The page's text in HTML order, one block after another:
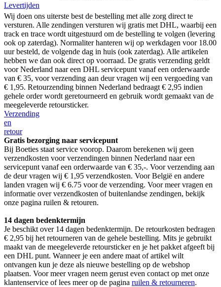
Levertijden
Wij doen ons uiterste best de bestelling met alle zorg direct te
versturen. Alle zendingen versturen wij gratis met DHL, waarbij een
track en trace wordt uitgestuurd om de bestelling te volgen (levering
ook op zaterdag). Normaliter hanteren wij op werkdagen voor 18.00
uur besteld, de volgende dag in huis (ook zaterdag). Alle artikelen
hebben we dan ook direct op voorraad. De gratis verzending geldt
voor Nederland naar een DHL servicepunt vanaf een orderwaarde
van € 35, voor verzending aan deur vragen wij een vergoeding van
€ 1,95. Retourzending binnen Nederland bedraagt € 2,95 indien
gehele order wordt geretourneerd en gebruik wordt gemaakt van de
meegeleverde retoursticker.
Verzending
en
retour
Gratis bezorging naar servicepunt
Bij Boeties staat service voorop. Daarom berekenen wij geen
verzendkosten voor verzendingen binnen Nederland naar een
servicepunt vanaf een orderwaarde van € 35,-. Voor verzending aan
de deur vragen wij € 1,95 verzendkosten. Voor België en andere
landen vragen wij € 6.75 voor de verzending. Voor meer vragen en
informatie over verzendkosten of buitenlandse zendingen, bekijk
onze pagina ruilen & retouren.
14 dagen bedenktermijn
Je beschikt over 14 dagen bedenktermijn. De retourkosten bedragen
€ 2,95 bij het retourneren van de gehele bestelling. Mits je gebruikt
maakt van de meegeleverde retoursticker en je het pakket afgeeft bij
een DHL punt. Wanneer je een andere maat of artikel wilt
ontvangen kun je deze als nieuwe bestelling op de webshop
plaatsen. Voor meer vragen neem gerust even contact op met onze
klantenservice of lees meer op de pagina ruilen & retourneren.